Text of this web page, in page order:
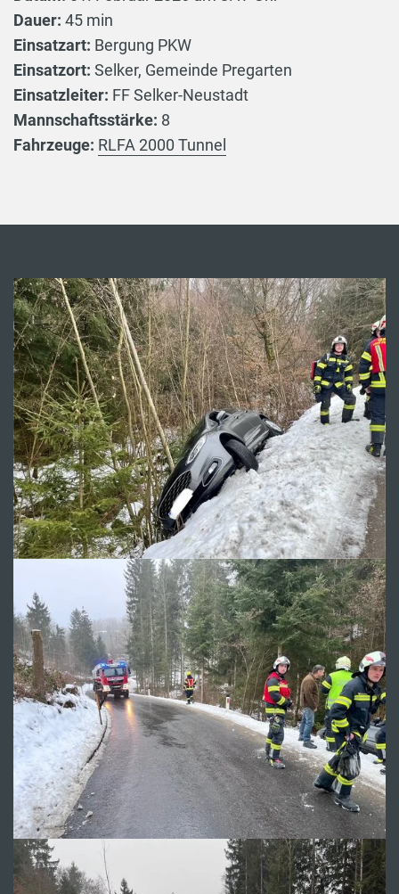
Dauer: 45 min
Einsatzart: Bergung PKW
Einsatzort: Selker, Gemeinde Pregarten
Einsatzleiter: FF Selker-Neustadt
Mannschaftsstärke: 8
Fahrzeuge: RLFA 2000 Tunnel